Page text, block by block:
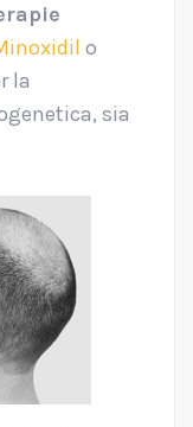
o
la
sia